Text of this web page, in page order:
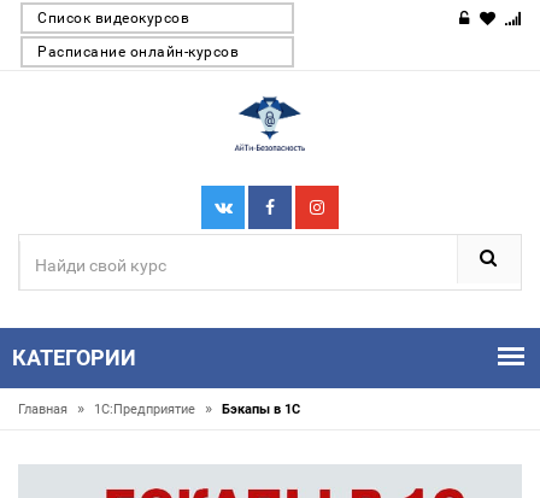
Список видеокурсов
Расписание онлайн-курсов
КАТЕГОРИИ
Главная » 1С:Предприятие » Бэкапы в 1С